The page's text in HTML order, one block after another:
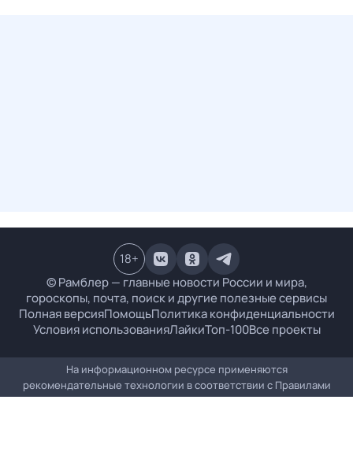
© Рамблер — главные новости России и мира,
гороскопы, почта, поиск и другие полезные сервисы
Полная версияПомощьПолитика конфиденциальности
Условия использованияЛайкиТоп-100Все проекты
18+
На информационном ресурсе применяются
рекомендательные технологии в соответствии с Правилами